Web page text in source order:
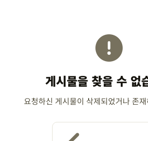
게시물을 찾을 수 없
요청하신 게시물이 삭제되었거나 존